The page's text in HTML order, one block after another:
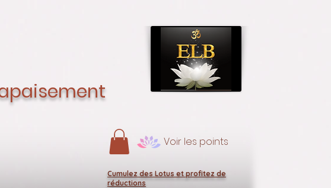
Voir les points
Cumulez des Lotus et profitez de
réductions